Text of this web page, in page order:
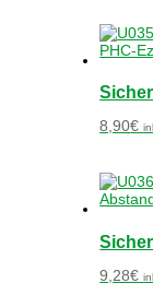
8,90€
9,28€